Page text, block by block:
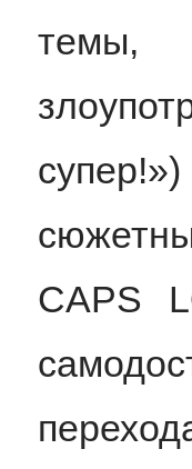
темы,
CAPS